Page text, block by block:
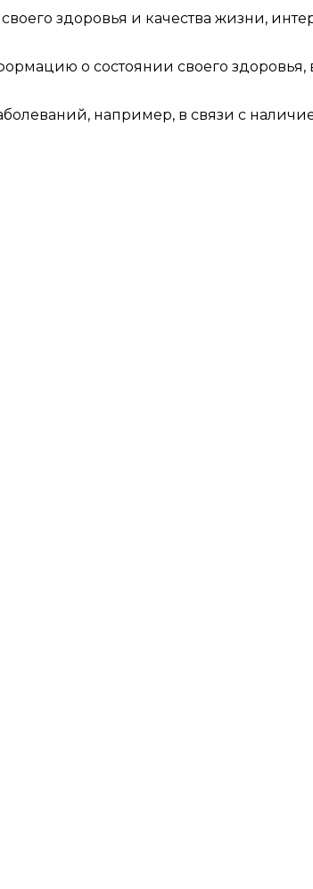
здоровья и качества жизни,
о состоянии своего здоровья,
например, в связи с